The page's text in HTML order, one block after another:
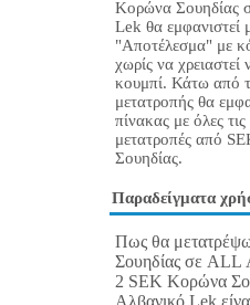
Κορώνα Σουηδίας
Lek θα εμφανιστεί
"Αποτέλεσμα" με
χωρίς να
κουμπί. Κάτω από
μετατροπής θα
πίνακας με όλες τις
μετατροπές από
Σουηδίας.
Παραδείγματα
Πως θα
Σουηδίας σε ALL
2 SEK Κορώνα